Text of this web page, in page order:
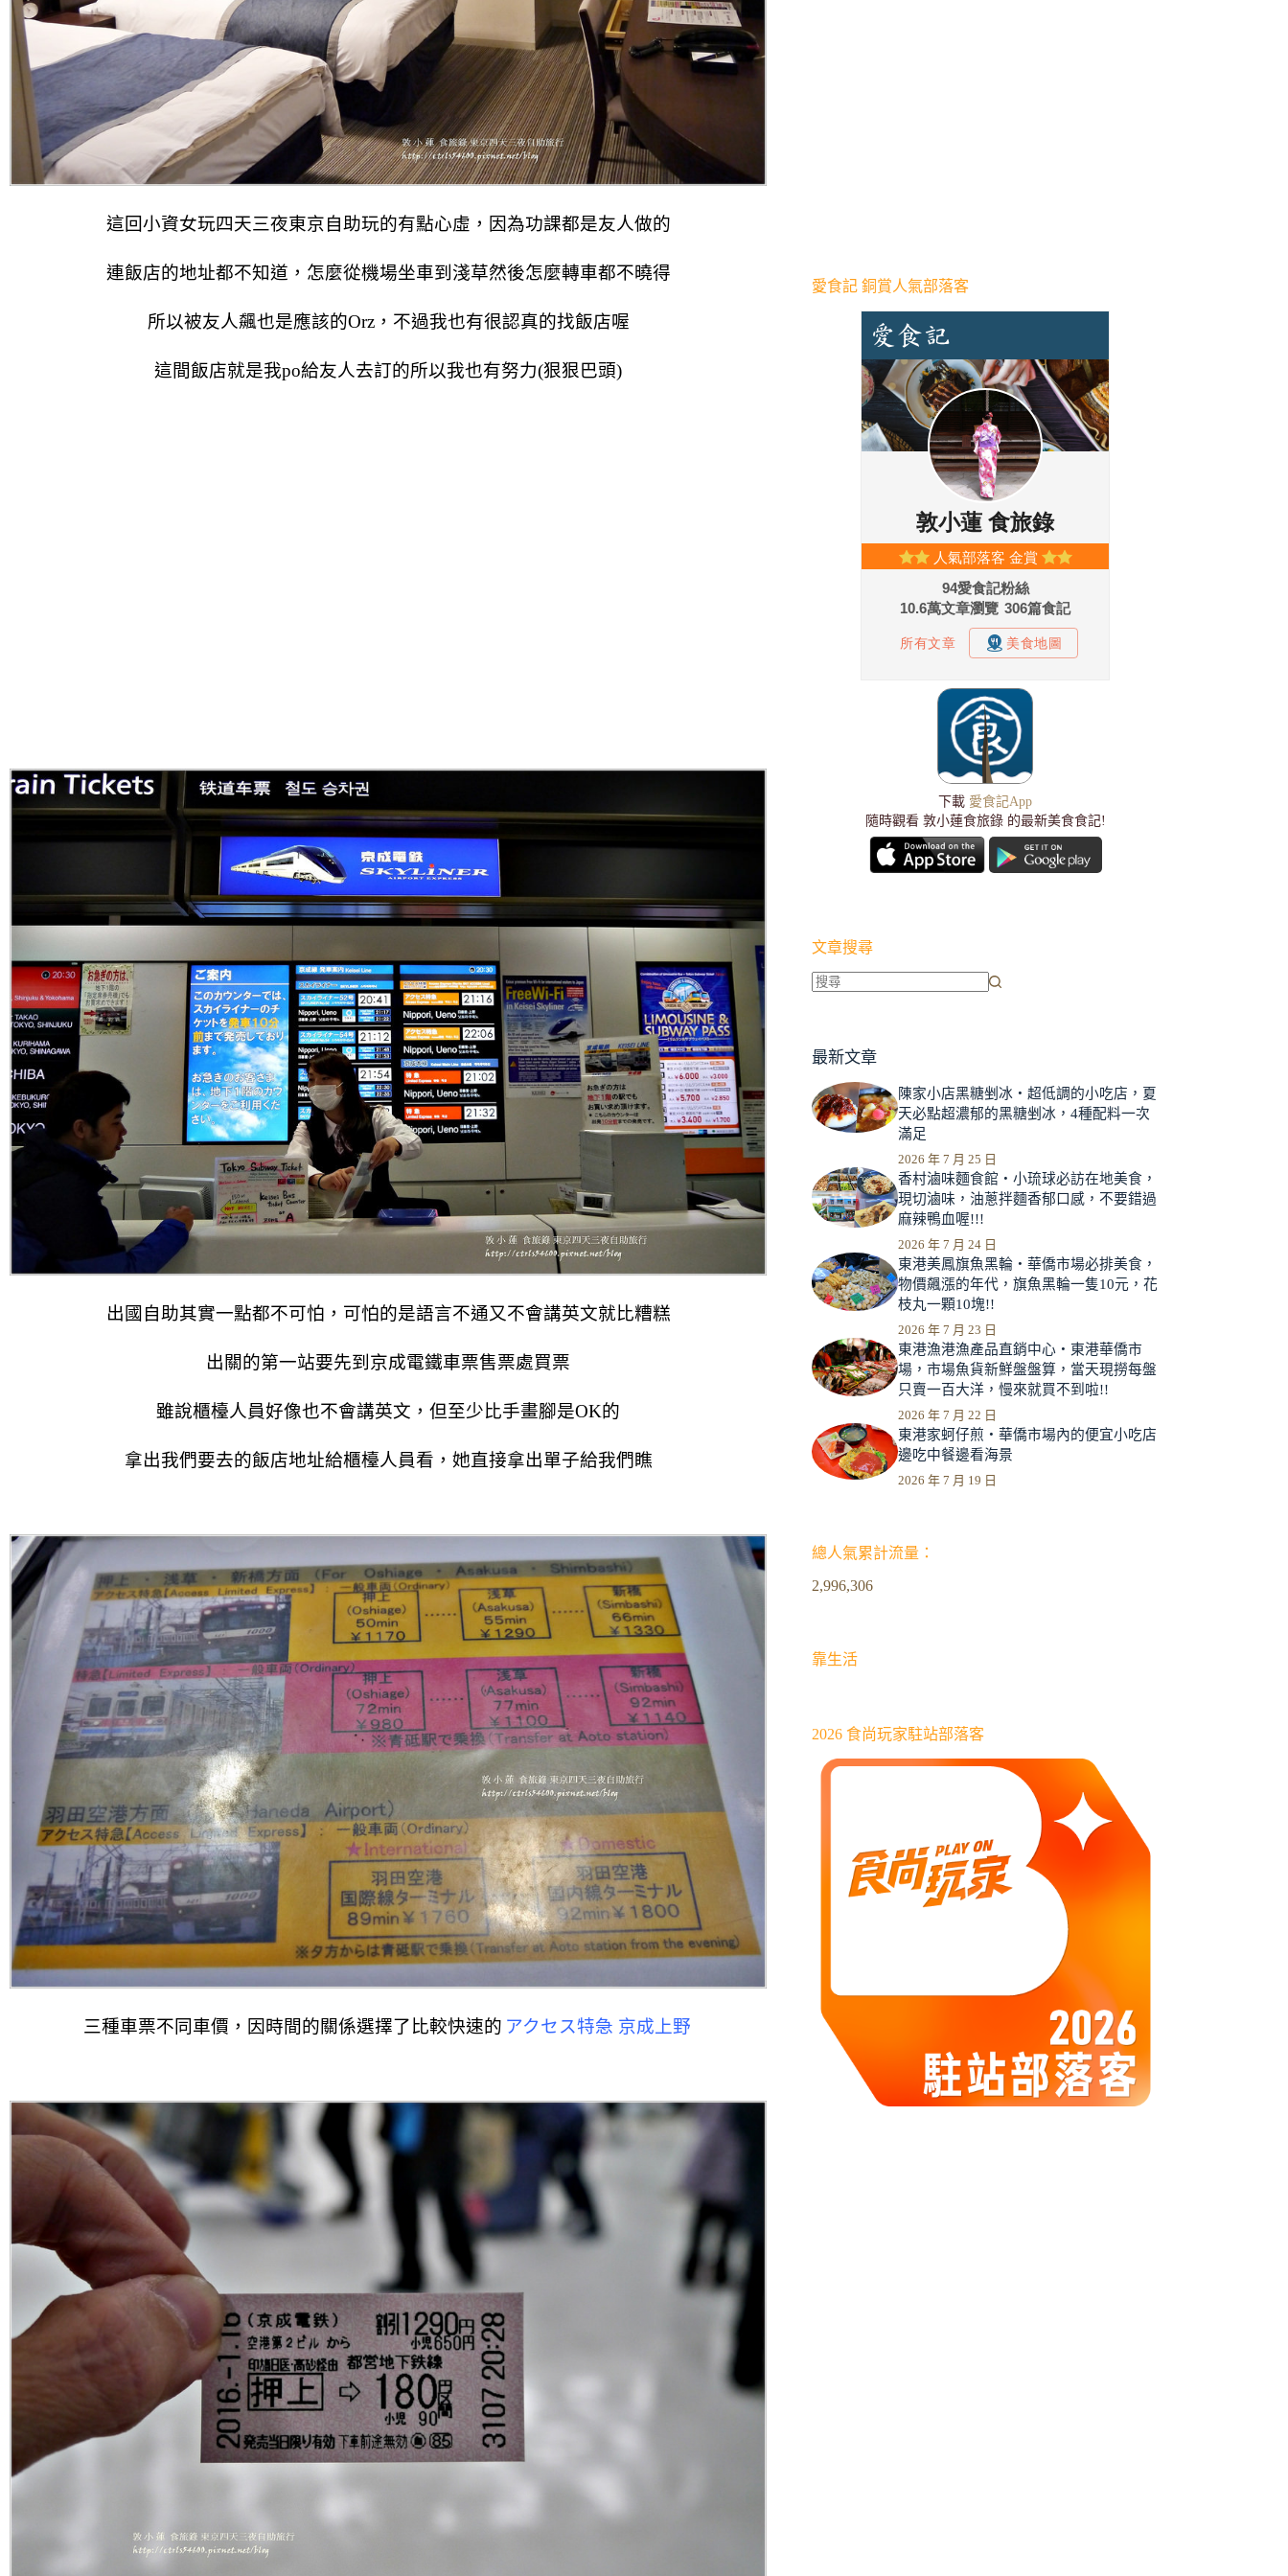
這回小資女玩四天三夜東京自助玩的有點心虛，因為功課都是友人做的
連飯店的地址都不知道，怎麼從機場坐車到淺草然後怎麼轉車都不曉得
所以被友人飆也是應該的Orz，不過我也有很認真的找飯店喔
這間飯店就是我po給友人去訂的所以我也有努力(狠狠巴頭)
出國自助其實一點都不可怕，可怕的是語言不通又不會講英文就比糟糕
出關的第一站要先到京成電鐵車票售票處買票
雖說櫃檯人員好像也不會講英文，但至少比手畫腳是OK的
拿出我們要去的飯店地址給櫃檯人員看，她直接拿出單子給我們瞧
三種車票不同車價，因時間的關係選擇了比較快速的 アクセス特急 京成上野
愛食記 銅賞人氣部落客
下載 愛食記App
隨時觀看 敦小蓮食旅錄 的最新美食食記!
文章搜尋
到
合
條
結
果
最新文章
陳家小店黑糖剉冰‧超低調的小吃店，夏
天必點超濃郁的黑糖剉冰，4種配料一次
滿足
2026 年 7 月 25 日
香村滷味麵食館‧小琉球必訪在地美食，
現切滷味，油蔥拌麵香郁口感，不要錯過
麻辣鴨血喔!!!
2026 年 7 月 24 日
東港美鳳旗魚黑輪‧華僑市場必排美食，
物價飆漲的年代，旗魚黑輪一隻10元，花
枝丸一顆10塊!!
2026 年 7 月 23 日
東港漁港漁產品直銷中心‧東港華僑市
場，市場魚貨新鮮盤盤算，當天現撈每盤
只賣一百大洋，慢來就買不到啦!!
2026 年 7 月 22 日
東港家蚵仔煎‧華僑市場內的便宜小吃店
邊吃中餐邊看海景
2026 年 7 月 19 日
總人氣累計流量：
2,996,306
靠生活
2026 食尚玩家駐站部落客